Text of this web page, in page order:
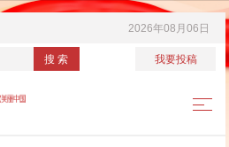
2026年08月06日
搜 索 我要投稿